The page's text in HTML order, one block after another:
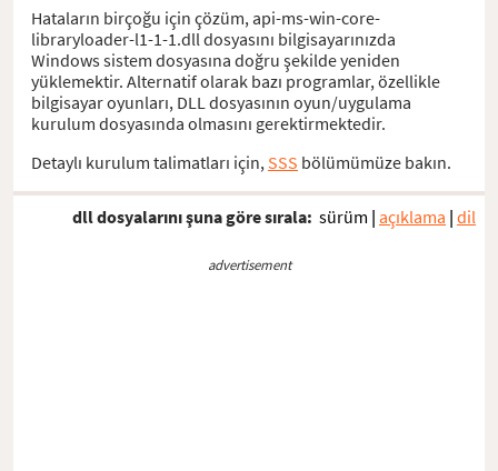
Hataların birçoğu için çözüm, api-ms-win-core-
libraryloader-l1-1-1.dll dosyasını bilgisayarınızda
Windows sistem dosyasına doğru şekilde yeniden
yüklemektir. Alternatif olarak bazı programlar, özellikle
bilgisayar oyunları, DLL dosyasının oyun/uygulama
kurulum dosyasında olmasını gerektirmektedir.
Detaylı kurulum talimatları için, SSS bölümümüze bakın.
dll dosyalarını şuna göre sırala: sürüm | açıklama | dil
advertisement